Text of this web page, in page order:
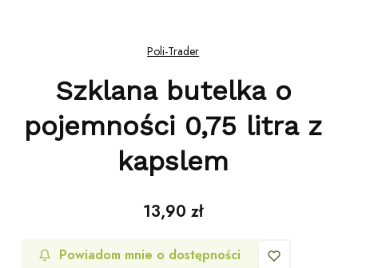
Poli-Trader
Szklana butelka o
pojemności 0,75 litra z
kapslem
Cena
13,90 zł
Powiadom mnie o dostępności